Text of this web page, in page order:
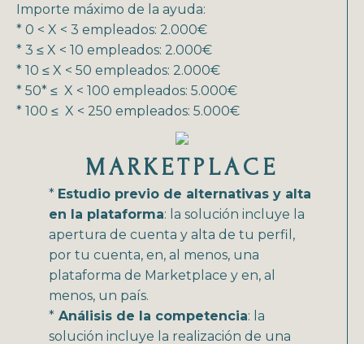
Importe máximo de la ayuda:
* 0 < X < 3 empleados: 2.000€
* 3 ≤ X < 10 empleados: 2.000€
* 10 ≤ X < 50 empleados: 2.000€
* 50* ≤ X < 100 empleados: 5.000€
* 100 ≤ X < 250 empleados: 5.000€
MARKETPLACE
* Estudio previo de alternativas y alta
en la plataforma: la solución incluye la
apertura de cuenta y alta de tu perfil,
por tu cuenta, en, al menos, una
plataforma de Marketplace y en, al
menos, un país.
* Análisis de la competencia: la
solución incluye la realización de una